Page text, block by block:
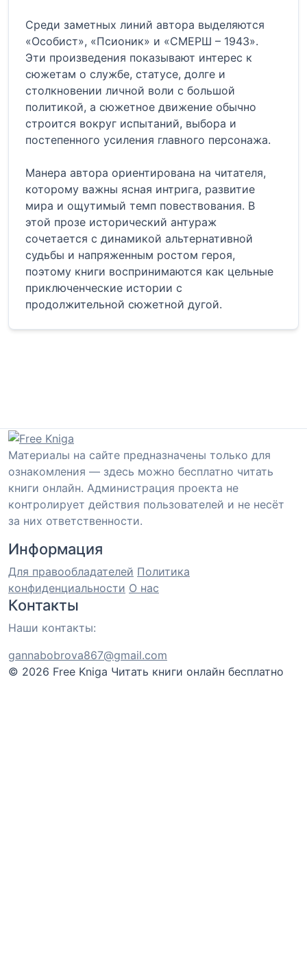
Среди заметных линий автора выделяются
«Особист», «Псионик» и «СМЕРШ – 1943».
Эти произведения показывают интерес к
сюжетам о службе, статусе, долге и
столкновении личной воли с большой
политикой, а сюжетное движение обычно
строится вокруг испытаний, выбора и
постепенного усиления главного персонажа.
Манера автора ориентирована на читателя,
которому важны ясная интрига, развитие
мира и ощутимый темп повествования. В
этой прозе исторический антураж
сочетается с динамикой альтернативной
судьбы и напряженным ростом героя,
поэтому книги воспринимаются как цельные
приключенческие истории с
продолжительной сюжетной дугой.
Материалы на сайте предназначены только для
ознакомления — здесь можно бесплатно читать
книги онлайн. Администрация проекта не
контролирует действия пользователей и не несёт
за них ответственности.
Информация
Для правообладателей Политика
конфиденциальности О нас
Контакты
Наши контакты:
gannabobrova867@gmail.com
© 2026 Free Kniga Читать книги онлайн бесплатно